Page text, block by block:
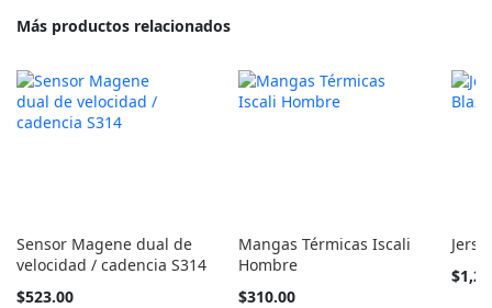
Más productos relacionados
Sensor Magene dual de
velocidad / cadencia S314
$523.00
Mangas Térmicas Iscali
Hombre
Tan
$310.00
Tan